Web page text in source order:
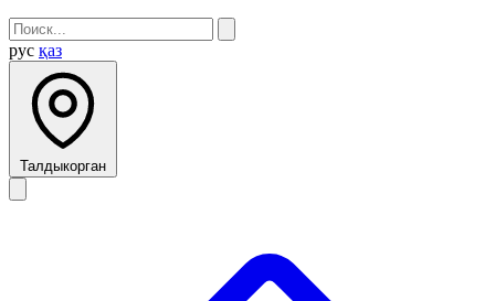
рус қаз
Талдыкорган